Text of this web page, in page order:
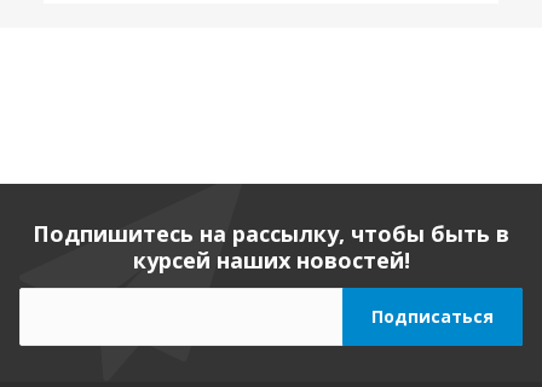
Подпишитесь на рассылку, чтобы быть в
курсей наших новостей!